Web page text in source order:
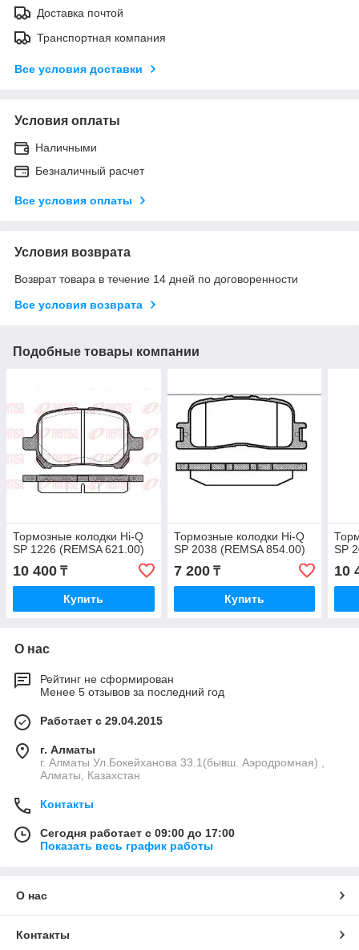
Доставка почтой
Транспортная компания
Все условия доставки
Условия оплаты
Наличными
Безналичный расчет
Все условия оплаты
Условия возврата
Возврат товара в течение 14 дней по договоренности
Все условия возврата
Подобные товары компании
Тормозные колодки Hi-Q
SP 1226 (REMSA 621.00)
10 400 ₸
Купить
Тормозные колодки Hi-Q
SP 2038 (REMSA 854.00)
7 200₸
Купить
SP
10
О нас
Рейтинг не сформирован
Менее 5 отзывов за последний год
Работает с 29.04.2015
г. Алматы
г. Алматы Ул.Бокейханова 33.1(бывш. Аэродромная) ,
Алматы, Казахстан
Контакты
Сегодня работает с 09:00 до 17:00
Показать весь график работы
О нас
Контакты